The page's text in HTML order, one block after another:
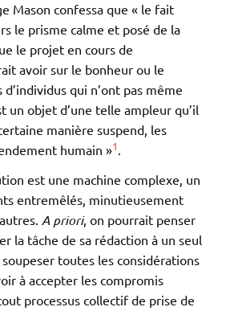
Mason confessa que « le fait
le prisme calme et posé de la
le projet en cours de
avoir sur le bonheur ou le
qui n’ont pas même
un objet d’une telle ampleur qu’il
manière suspend, les
humain »1.
est une machine complexe, un
entremêlés, minutieusement
A priori, on pourrait penser
la tâche de sa rédaction à un seul
toutes les considérations
à accepter les compromis
processus collectif de prise de